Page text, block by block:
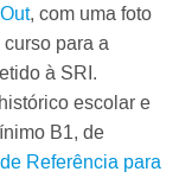
, com uma foto
para a
à SRI.
escolar e
B1, de
Referência para